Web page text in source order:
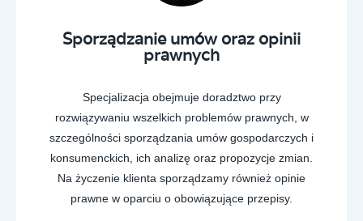
Sporządzanie umów oraz opinii
prawnych
Specjalizacja obejmuje doradztwo przy
rozwiązywaniu wszelkich problemów prawnych, w
szczególności sporządzania umów gospodarczych i
konsumenckich, ich analizę oraz propozycje zmian.
Na życzenie klienta sporządzamy również opinie
prawne w oparciu o obowiązujące przepisy.